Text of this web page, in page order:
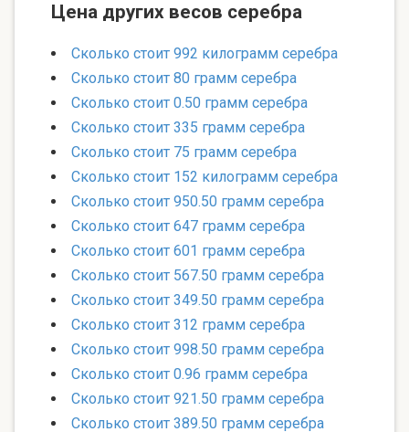
Цена других весов серебра
Сколько стоит 992 килограмм серебра
Сколько стоит 80 грамм серебра
Сколько стоит 0.50 грамм серебра
Сколько стоит 335 грамм серебра
Сколько стоит 75 грамм серебра
Сколько стоит 152 килограмм серебра
Сколько стоит 950.50 грамм серебра
Сколько стоит 647 грамм серебра
Сколько стоит 601 грамм серебра
Сколько стоит 567.50 грамм серебра
Сколько стоит 349.50 грамм серебра
Сколько стоит 312 грамм серебра
Сколько стоит 998.50 грамм серебра
Сколько стоит 0.96 грамм серебра
Сколько стоит 921.50 грамм серебра
Сколько стоит 389.50 грамм серебра